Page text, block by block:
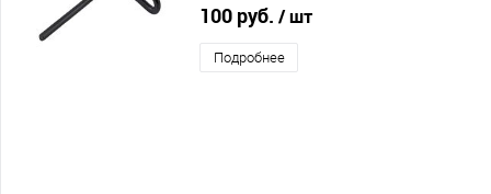
100 руб. / шт
Подробнее